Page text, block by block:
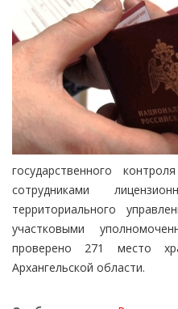
государственного
сотрудниками
территориального
участковыми
проверено 271 место
Архангельской области.